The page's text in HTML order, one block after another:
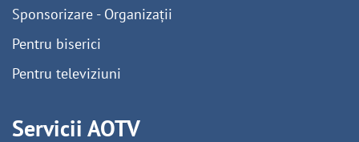
Sponsorizare - Organizații
Pentru biserici
Pentru televiziuni
Servicii AOTV